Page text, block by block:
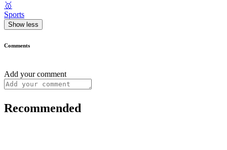
🥇
Sports
Show less
Comments
Add your comment
Recommended